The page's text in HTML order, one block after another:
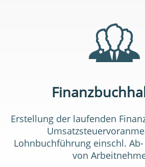
Erstellung der laufenden
Lohnbuchführung einschl.
von